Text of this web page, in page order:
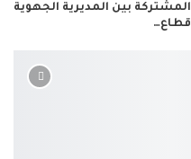
المشتركة بين المديرية الجهوية
قطاع…